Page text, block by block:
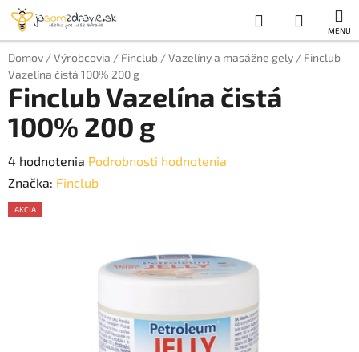
Prejsť
obsah
Hľadať
KOŠÍK
Domov /Výrobcovia / Finclub /Vazelíny a masážne gely / Finclub
Vazelína čistá 100% 200 g
Finclub Vazelína čistá
100% 200 g
Priemerné
hodnotenie
produktu
4 hodnotenia Podrobnosti hodnotenia
Značka: Finclub
AKCIA